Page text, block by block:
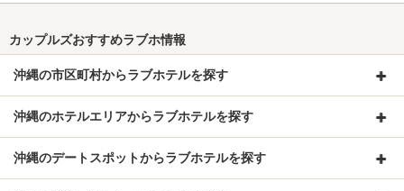
カップルズおすすめラブホ情報
沖縄の市区町村からラブホテルを探す
沖縄のホテルエリアからラブホテルを探す
沖縄のデートスポットからラブホテルを探す